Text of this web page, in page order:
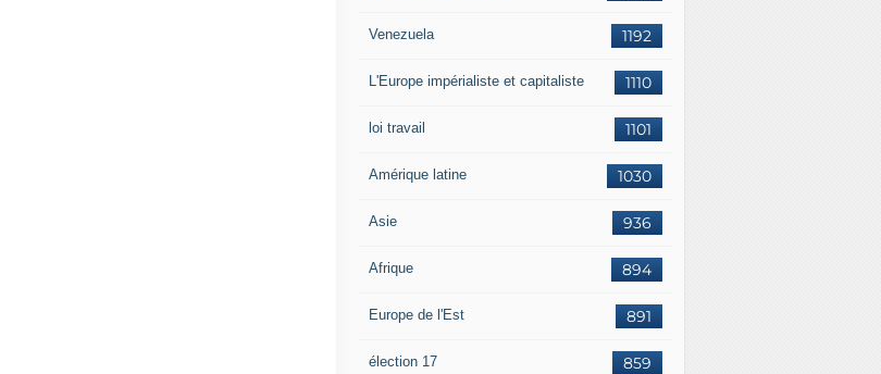
1192
Venezuela
1110
L'Europe impérialiste et capitaliste
1101
loi travail
1030
Amérique latine
936
Asie
894
Afrique
891
Europe de l'Est
859
élection 17